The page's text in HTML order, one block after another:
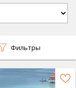
Фильтры